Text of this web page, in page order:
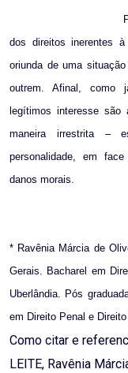
dos direitos inerentes à
oriunda de uma
outrem. Afinal, como
legítimos interesse são
maneira irrestrita –
personalidade, em
danos morais.
* Ravênia Márcia de
Gerais. Bacharel em
Uberlândia. Pós
em Direito Penal e
Como citar e
LEITE, Ravênia